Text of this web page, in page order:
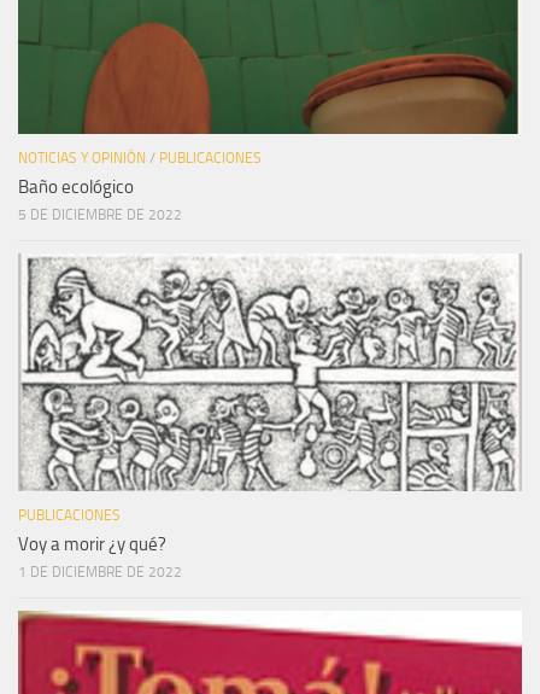
NOTICIAS Y OPINIÓN / PUBLICACIONES
Baño ecológico
5 DE DICIEMBRE DE 2022
PUBLICACIONES
Voy a morir ¿y qué?
1 DE DICIEMBRE DE 2022